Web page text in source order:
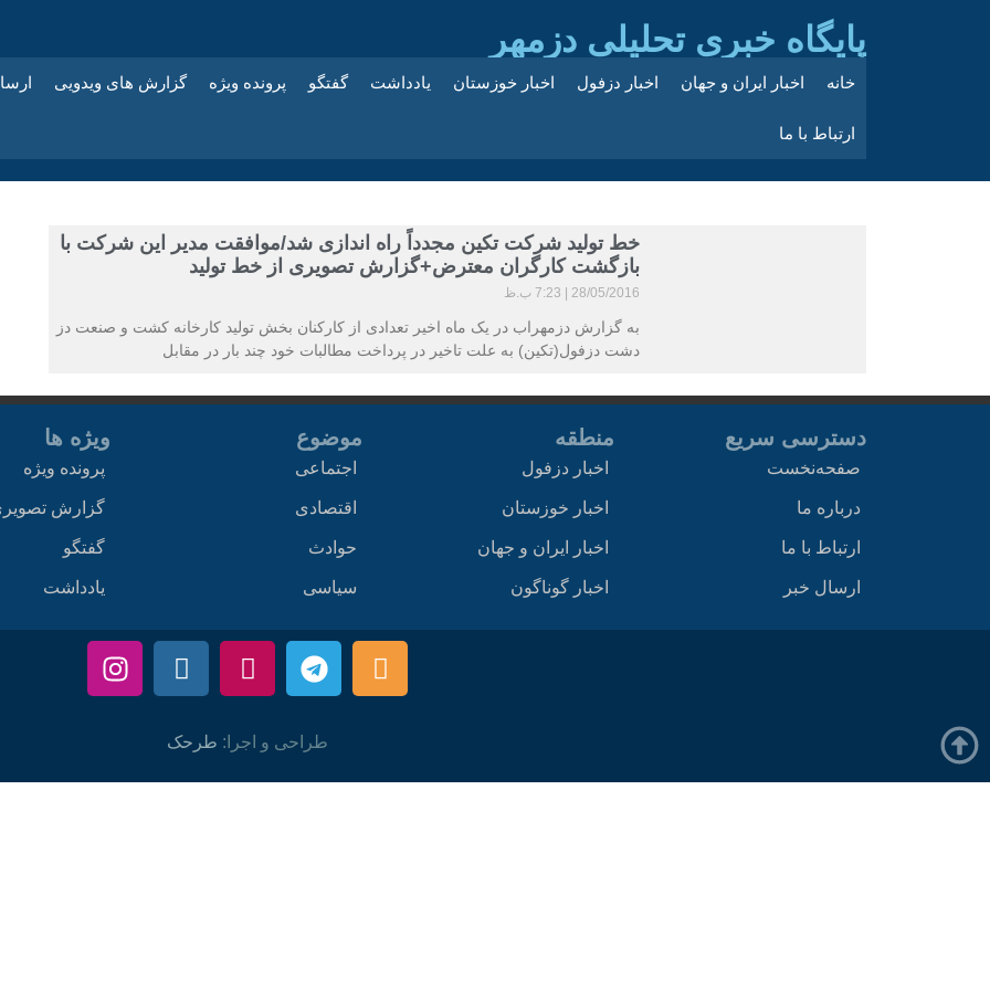
پایگاه خبری تحلیلی دزمهر
خانه اخبار ایران و جهان اخبار دزفول اخبار خوزستان یادداشت گفتگو پرونده ویژه گزارش های ویدویی
ارتباط با ما
خط تولید شرکت تکین مجدداً راه اندازی شد/موافقت مدیر این شرکت با
بازگشت کارگران معترض+گزارش تصویری از خط تولید
28/05/2016 7:23 ب.ظ
به گزارش دزمهراب در یک ماه اخیر تعدادی از کارکنان بخش تولید کارخانه کشت و صنعت دز
دشت دزفول(تکین) به علت تاخیر در پرداخت مطالبات خود چند بار در مقابل
دسترسی سریع
صفحه‌نخست
درباره ما
ارتباط با ما
ارسال خبر
منطقه
اخبار دزفول
اخبار خوزستان
اخبار ایران و جهان
اخبار گوناگون
موضوع
اجتماعی
اقتصادی
حوادث
سیاسی
ویژه ها
پرونده ویژه
گزارش
گفتگو
یادداشت
طراحی و اجرا: طرحک